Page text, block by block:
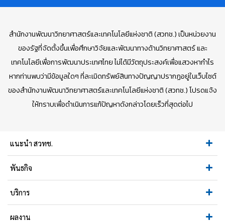
สำนักงานพัฒนาวิทยาศาสตร์และเทคโนโลยีแห่งชาติ (สวทช.) เป็นหน่วยงาน
ของรัฐที่จัดตั้งขึ้นเพื่อศึกษาวิจัยและพัฒนาทางด้านวิทยาศาสตร์ และ
เทคโนโลยีเพื่อการพัฒนาประเทศไทย ไม่ได้มีวัตถุประสงค์เพื่อแสวงหากำไร
หากท่านพบว่ามีข้อมูลใดๆ ที่ละเมิดทรัพย์สินทางปัญญาปรากฏอยู่ในเว็บไซต์
ของสำนักงานพัฒนาวิทยาศาสตร์และเทคโนโลยีแห่งชาติ (สวทช.) โปรดแจ้ง
ให้ทราบเพื่อดำเนินการแก้ปัญหาดังกล่าวโดยเร็วที่สุดต่อไป
แนะนำ สวทช.
พันธกิจ
บริการ
ผลงาน